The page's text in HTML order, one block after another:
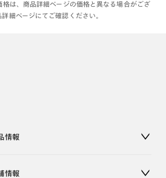
りがとうございます:)
は、商品詳細ページの価格と異なる場合がござ
細ページにてご確認ください。
情報
情報